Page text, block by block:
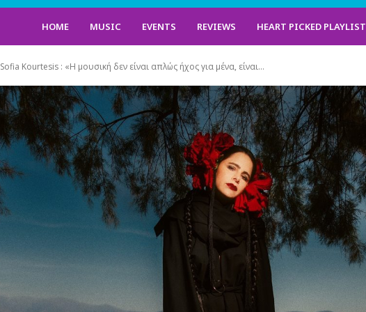
HOME MUSIC EVENTS REVIEWS HEART PICKED
Sofia Kourtesis : «Η μουσική δεν είναι απλώς ήχος για μένα, είναι...